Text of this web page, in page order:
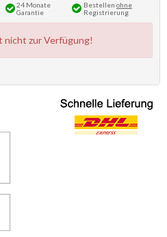
24 Monate
Garantie
Bestellen ohne
Registrierung
zur Verfügung!